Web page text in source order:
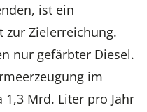
ist ein
zur Zielerreichung.
nur gefärbter Diesel.
im
Mrd. Liter pro Jahr